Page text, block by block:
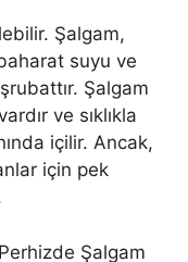
Şalgam,
suyu ve
Şalgam
ve sıklıkla
içilir. Ancak,
için pek
Perhizde Şalgam